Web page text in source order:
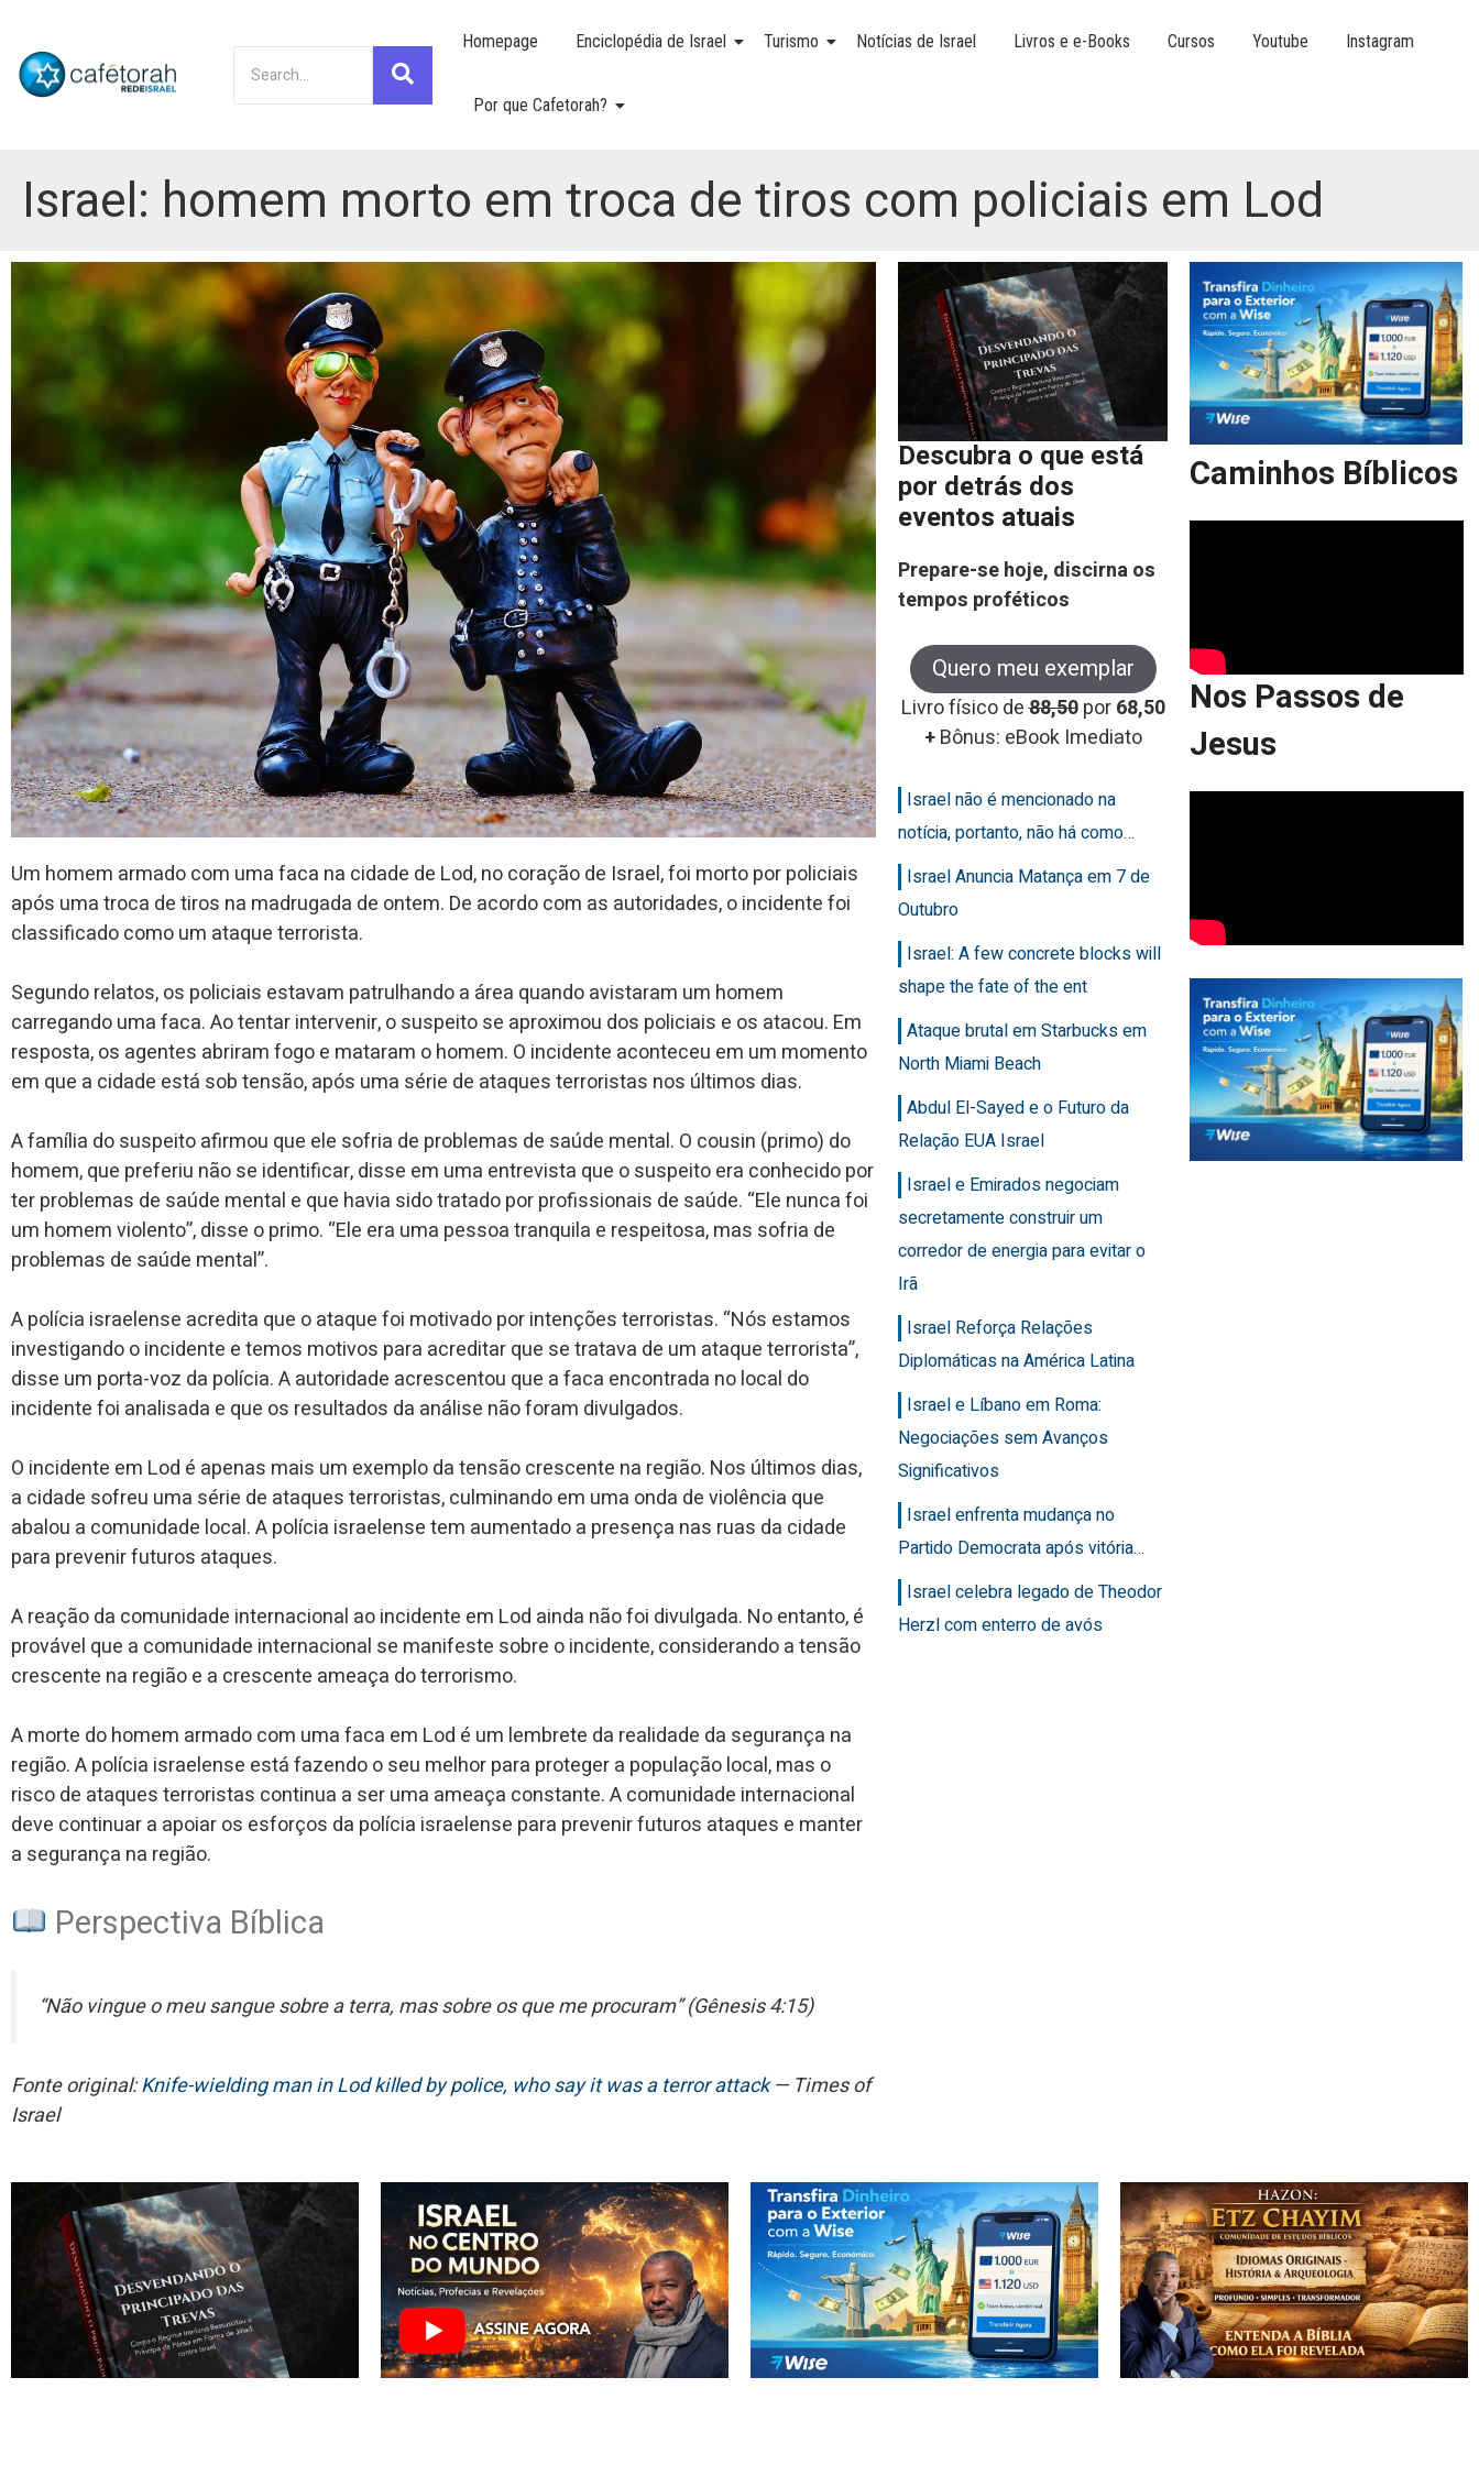
Homepage Enciclopédia de Israel Turismo Notícias de Israel Livros e e-Books Cursos Youtube Instagram
Por que Cafetorah?
Israel: homem morto em troca de tiros com policiais em Lod
Um homem armado com uma faca na cidade de Lod, no coração de Israel, foi morto por policiais
após uma troca de tiros na madrugada de ontem. De acordo com as autoridades, o incidente foi
classificado como um ataque terrorista.
Segundo relatos, os policiais estavam patrulhando a área quando avistaram um homem
carregando uma faca. Ao tentar intervenir, o suspeito se aproximou dos policiais e os atacou. Em
resposta, os agentes abriram fogo e mataram o homem. O incidente aconteceu em um momento
em que a cidade está sob tensão, após uma série de ataques terroristas nos últimos dias.
A família do suspeito afirmou que ele sofria de problemas de saúde mental. O cousin (primo) do
homem, que preferiu não se identificar, disse em uma entrevista que o suspeito era conhecido por
ter problemas de saúde mental e que havia sido tratado por profissionais de saúde. “Ele nunca foi
um homem violento”, disse o primo. “Ele era uma pessoa tranquila e respeitosa, mas sofria de
problemas de saúde mental”.
A polícia israelense acredita que o ataque foi motivado por intenções terroristas. “Nós estamos
investigando o incidente e temos motivos para acreditar que se tratava de um ataque terrorista”,
disse um porta-voz da polícia. A autoridade acrescentou que a faca encontrada no local do
incidente foi analisada e que os resultados da análise não foram divulgados.
O incidente em Lod é apenas mais um exemplo da tensão crescente na região. Nos últimos dias,
a cidade sofreu uma série de ataques terroristas, culminando em uma onda de violência que
abalou a comunidade local. A polícia israelense tem aumentado a presença nas ruas da cidade
para prevenir futuros ataques.
A reação da comunidade internacional ao incidente em Lod ainda não foi divulgada. No entanto, é
provável que a comunidade internacional se manifeste sobre o incidente, considerando a tensão
crescente na região e a crescente ameaça do terrorismo.
A morte do homem armado com uma faca em Lod é um lembrete da realidade da segurança na
região. A polícia israelense está fazendo o seu melhor para proteger a população local, mas o
risco de ataques terroristas continua a ser uma ameaça constante. A comunidade internacional
deve continuar a apoiar os esforços da polícia israelense para prevenir futuros ataques e manter
a segurança na região.
Perspectiva Bíblica
“Não vingue o meu sangue sobre a terra, mas sobre os que me procuram” (Gênesis 4:15)
Fonte original:Knife-wielding man in Lod killed by police, who say it was a terror attack— Times of
Israel
Descubra o que está
por detrás dos
eventos atuais
Prepare-se hoje, discirna os
tempos proféticos
Quero meu exemplar
Livro físico de88,50 por68,50
+Bônus: eBook Imediato
Israel não é mencionado na
notícia, portanto, não há como…
Israel Anuncia Matança em 7 de
Outubro
Israel: A few concrete blocks will
shape the fate of the ent
Ataque brutal em Starbucks em
North Miami Beach
Abdul El-Sayed e o Futuro da
Relação EUA Israel
Israel e Emirados negociam
secretamente construir um
corredor de energia para evitar o
Irã
Israel Reforça Relações
Diplomáticas na América Latina
Israel e Líbano em Roma:
Negociações sem Avanços
Significativos
Israel enfrenta mudança no
Partido Democrata após vitória…
Israel celebra legado de Theodor
Herzl com enterro de avós
Caminhos Bíblicos
Nos Passos de
Jesus